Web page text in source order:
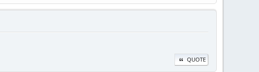
QUOTE